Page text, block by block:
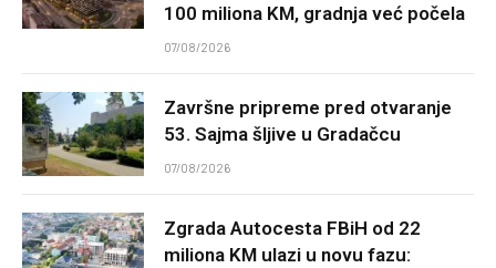
100 miliona KM, gradnja već počela
07/08/2026
Završne pripreme pred otvaranje
53. Sajma šljive u Gradačcu
07/08/2026
Zgrada Autocesta FBiH od 22
miliona KM ulazi u novu fazu: